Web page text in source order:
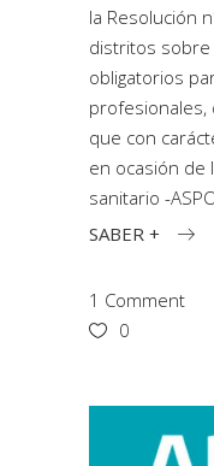
la Resolución
distritos
obligatorios
profesionales,
que con
en ocasión de
sanitario -
SABER +
1 Comment
0